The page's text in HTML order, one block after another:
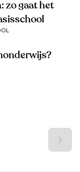
zo gaat het